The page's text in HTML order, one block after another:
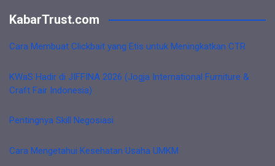
KabarTrust.com
Cara Membuat Clickbait yang Etis untuk Meningkatkan CTR
KWaS Hadir di JIFFINA 2026 (Jogja International Furniture &
Craft Fair Indonesia)
Pentingnya Skill Negosiasi
Cara Mengetahui Kesehatan Usaha UMKM